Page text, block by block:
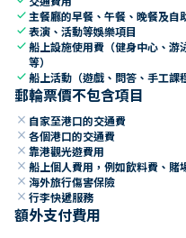
check 主餐廳的早餐、午餐、晚餐及自
check表演、活動等娛樂項目
check船上設施使用費（健身中心、游
等）
check船上活動（遊戲、問答、手工課
郵輪票價不包含項目
close 自家至港口的交通費
close 各個港口的交通費
close 靠港觀光遊費用
close 船上個人費用，例如飲料費、
close 海外旅行傷害保險
close 行李快遞服務
額外支付費用